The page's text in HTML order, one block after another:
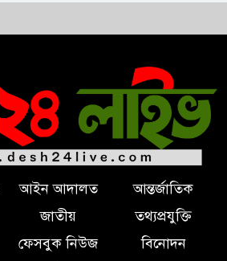
ট্রাম্পকে ‘রাজার খোঁচা’ দিলেন
আইন আদালত
আন্তর্জাতিক
জাতীয়
তথ্যপ্রযুক্তি
ফেসবুক নিউজ
বিনোদন